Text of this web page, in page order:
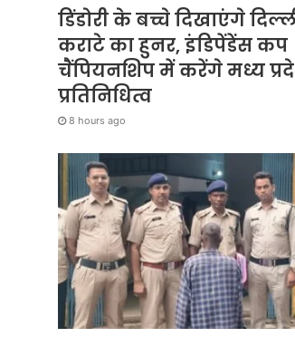
डिंडोरी के बच्चे दिखाएंगे
कराटे का हुनर, इंडिपेंडेंस कप
चैंपियनशिप में करेंगे मध्य
प्रतिनिधित्व
8 hours ago